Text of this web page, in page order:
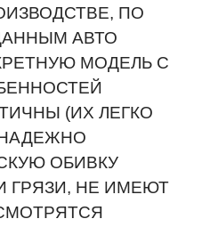
ПО
АВТО
МОДЕЛЬ С
(ИХ ЛЕГКО
ОБИВКУ
ГРЯЗИ, НЕ ИМЕЮТ